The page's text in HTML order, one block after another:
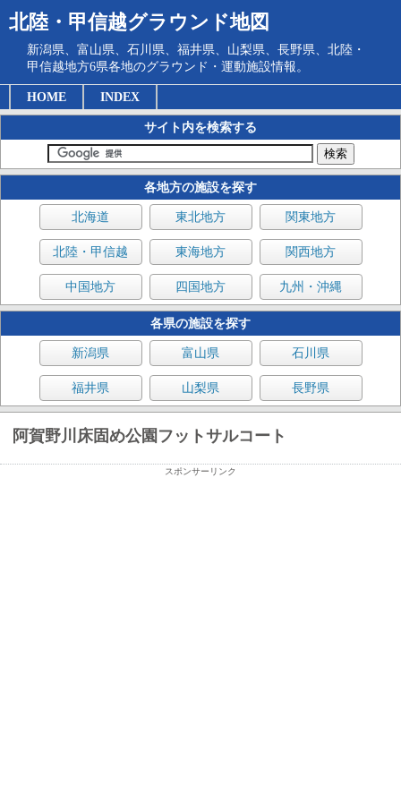
北陸・甲信越グラウンド地図
新潟県、富山県、石川県、福井県、山梨県、長野県、北陸・
甲信越地方6県各地のグラウンド・運動施設情報。
HOME INDEX
サイト内を検索する
各地方の施設を探す
北海道 東北地方 関東地方
北陸・甲信越 東海地方 関西地方
中国地方 四国地方 九州・沖縄
各県の施設を探す
新潟県 富山県 石川県
福井県 山梨県 長野県
阿賀野川床固め公園フットサルコート
スポンサーリンク